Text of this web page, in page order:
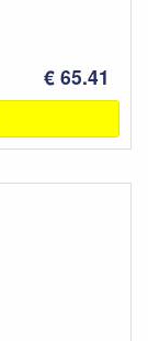
€ 65.41